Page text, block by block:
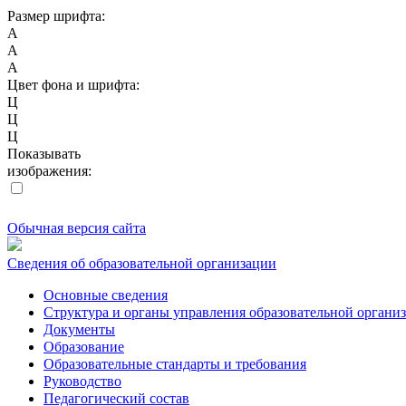
Размер шрифта:
A
A
A
Цвет фона и шрифта:
Ц
Ц
Ц
Показывать
изображения:
Обычная версия сайта
Сведения об образовательной организации
Основные сведения
Структура и органы управления образовательной
Документы
Образование
Образовательные стандарты и требования
Руководство
Педагогический состав